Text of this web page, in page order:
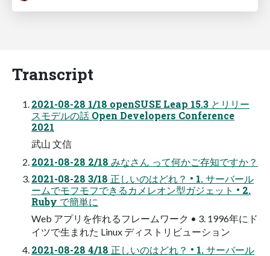
Transcript
2021-08-28 1/18 openSUSE Leap 15.3 とリリー
スモデルの話 Open Developers Conference
2021
武山 文信
2021-08-28 2/18 みなさん って何かご存知ですか？
2021-08-28 3/18 正しいのはどれ？ • 1. サーバール
ームでモフモフできるカメレオン型ガジェット • 2.
Ruby で簡単に
Web アプリを作れるフレームワーク • 3. 1996年にド
イツで生まれた Linux ディストリビューション
2021-08-28 4/18 正しいのはどれ？ • 1. サーバール